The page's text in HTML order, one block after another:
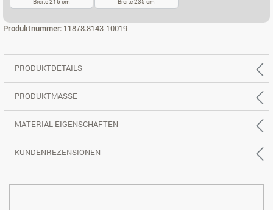
Produktnummer: 11878.8143-10019
PRODUKTDETAILS
PRODUKTMASSE
MATERIAL EIGENSCHAFTEN
KUNDENREZENSIONEN